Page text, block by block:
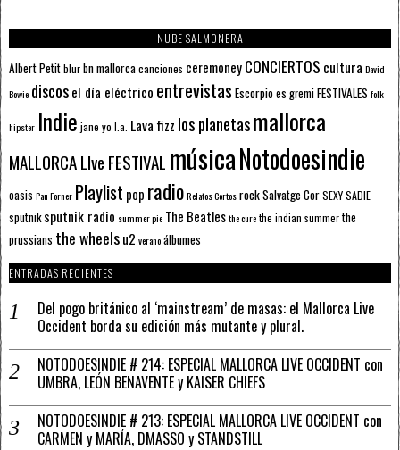
NUBE SALMONERA
Albert Petitblurbn mallorcacanciones ceremoneyCONCIERTOS cultura David
Bowie discosel día eléctrico entrevistas Escorpioes gremiFESTIVALES folk
hipster Indie jane yo l.a. Lava fizz los planetasmallorca
MALLORCA LIve FESTIVAL músicaNotodoesindie
oasis Pau Forner Playlist pop radioRelatos CortosrockSalvatge CorSEXY SADIE
sputnik sputnik radio summer pie The Beatlesthe curethe indian summerthe
prussians the wheelsu2 veranoálbumes
ENTRADAS RECIENTES
Del pogo británico al ‘mainstream’ de masas: el Mallorca Live
Occident borda su edición más mutante y plural.
NOTODOESINDIE # 214: ESPECIAL MALLORCA LIVE OCCIDENT con
UMBRA, LEÓN BENAVENTE y KAISER CHIEFS
NOTODOESINDIE # 213: ESPECIAL MALLORCA LIVE OCCIDENT con
CARMEN y MARÍA, DMASSO y STANDSTILL